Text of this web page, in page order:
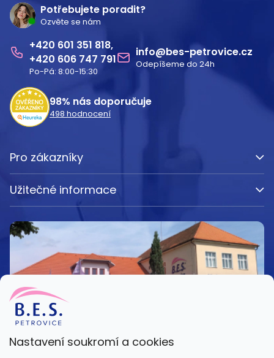
Nastavení soukromí a cookies
Potřebujete poradit?
Ozvěte se nám
601 351 818
606 747 791
Po-Pá: 8:00-15:30
info@bes-petrovice.cz
Odepíšeme do 24h
98% nás doporučuje
498 hodnocení
Pro zákazníky
Užitečné informace
Kamenná prodejna